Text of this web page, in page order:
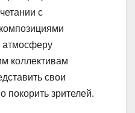
с
атмосферу
коллективам
свои
покорить зрителей.